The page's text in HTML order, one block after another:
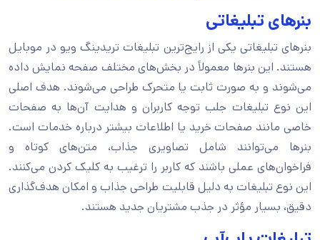
بنرهای تبلیغاتی
بنرهای تبلیغاتی یکی از رایج‌ترین تبلیغات تریدینگ ویو در موبایل
هستند. این بنرها معمولاً در بخش‌های مختلف صفحه نمایش داده
می‌شوند و به صورت ثابت یا متحرک طراحی می‌شوند. هدف اصلی
این نوع تبلیغات جلب توجه کاربران و هدایت آن‌ها به صفحات
خاصی مانند صفحات خرید یا اطلاعات بیشتر درباره خدمات است.
بنرها می‌توانند شامل تصاویری جذاب، متن‌های کوتاه و
فراخوان‌های عملی باشند که کاربر را ترغیب به کلیک کردن می‌کنند.
این نوع تبلیغات به دلیل قابلیت طراحی جذاب و امکان هدف‌گذاری
دقیق، بسیار مؤثر در جذب مشتریان جدید هستند.